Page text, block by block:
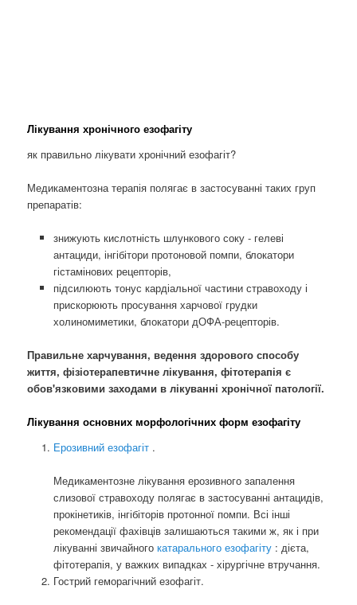
Лікування хронічного езофагіту
як правильно лікувати хронічний езофагіт?
Медикаментозна терапія полягає в застосуванні таких груп
препаратів:
знижують кислотність шлункового соку - гелеві
антациди, інгібітори протоновой помпи, блокатори
гістамінових рецепторів,
підсилюють тонус кардіальної частини стравоходу і
прискорюють просування харчової грудки
холиномиметики, блокатори дОФА-рецепторів.
Правильне харчування, ведення здорового способу
життя, фізіотерапевтичне лікування, фітотерапія є
обов'язковими заходами в лікуванні хронічної патології.
Лікування основних морфологічних форм езофагіту
Ерозивний езофагіт .
Медикаментозне лікування ерозивного запалення
слизової стравоходу полягає в застосуванні антацидів,
прокінетиків, інгібіторів протонної помпи. Всі інші
рекомендації фахівців залишаються такими ж, як і при
лікуванні звичайного катарального езофагіту : дієта,
фітотерапія, у важких випадках - хірургічне втручання.
Гострий геморагічний езофагіт.